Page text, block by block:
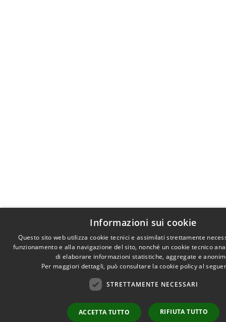
Informazioni sui cookie
Questo sito web utilizza cookie tecnici e assimilati strettamente
funzionamento e alla navigazione del sito, nonché un cookie tecnico
di elaborare informazioni statistiche, aggregate e
Per maggiori dettagli, può consultare la cookie policy al
STRETTAMENTE NECESSARI
ACCETTA TUTTO RIFIUTA TUTTO